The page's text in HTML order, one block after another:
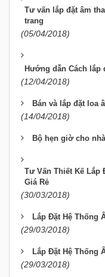
Tư vấn lắp đặt âm
trang
(05/04/2018)
Hướng dẫn Cách lắp
(12/04/2018)
Bán và lắp đặt loa
(14/04/2018)
Bộ hẹn giờ cho
Tư Vấn Thiết Kế Lắp
Giá Rẻ
(30/03/2018)
Lắp Đặt Hệ Thống
(29/03/2018)
Lắp Đặt Hệ Thống
(29/03/2018)